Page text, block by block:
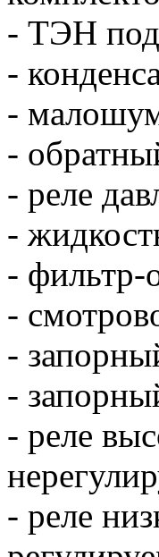
- ТЭН
-
-
-
- реле
-
- фильтр-
-
-
-
- реле
- реле